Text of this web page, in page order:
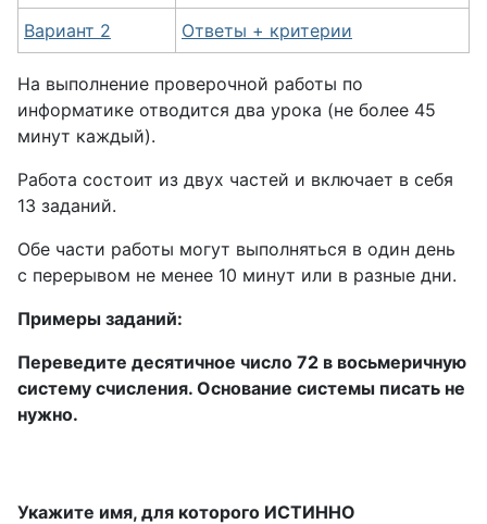
Вариант 2 Ответы + критерии
На выполнение проверочной работы по
информатике отводится два урока (не более 45
минут каждый).
Работа состоит из двух частей и включает в себя
13 заданий.
Обе части работы могут выполняться в один день
с перерывом не менее 10 минут или в разные дни.
Примеры заданий:
Переведите десятичное число 72 в восьмеричную
систему счисления. Основание системы писать не
нужно.
Укажите имя, для которого ИСТИННО